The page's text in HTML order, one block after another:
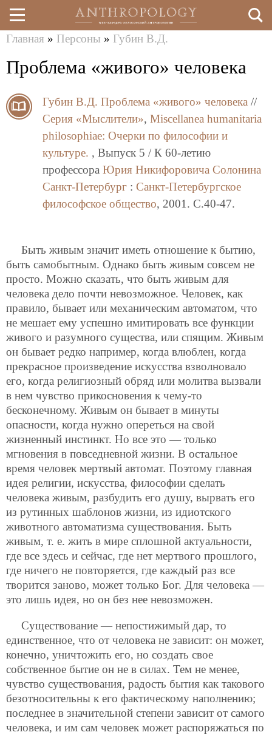
Перейти
к
содержанию
здесь
Главная » Персоны » Губин В.Д.
Проблема «живого» человека
Губин В.Д. Проблема «живого» человека //
Серия «Мыслители», Miscellanea humanitaria
philosоphiae: Очерки по философии и
культуре. , Выпуск 5 / К 60-летию
профессора Юрия Никифоровича Солонина
Санкт-Петербург : Санкт-Петербургское
философское общество, 2001. C.40-47.
Быть живым значит иметь отношение к бытию,
быть самобытным. Однако быть живым совсем не
просто. Можно сказать, что быть живым для
человека дело почти невозможное. Человек, как
правило, бывает или механическим автоматом, что
не мешает ему успешно имитировать все функции
живого и разумного существа, или спящим. Живым
он бывает редко например, когда влюблен, когда
прекрасное произведение искусства взволновало
его, когда религиозный обряд или молитва вызвали
в нем чувство прикосновения к чему-то
бесконечному. Живым он бывает в минуты
опасности, когда нужно опереться на свой
жизненный инстинкт. Но все это — только
мгновения в повседневной жизни. В остальное
время человек мертвый автомат. Поэтому главная
идея религии, искусства, философии сделать
человека живым, разбудить его душу, вырвать его
из рутинных шаблонов жизни, из идиотского
животного автоматизма существования. Быть
живым, т. е. жить в мире сплошной актуальности,
где все здесь и сейчас, где нет мертвого прошлого,
где ничего не повторяется, где каждый раз все
творится заново, может только Бог. Для человека —
это лишь идея, но он без нее невозможен.
Существование — непостижимый дар, то
единственное, что от человека не зависит: он может,
конечно, уничтожить его, но создать свое
собственное бытие он не в силах. Тем не менее,
чувство существования, радость бытия как такового
безотносительны к его фактическому наполнению;
последнее в значительной степени зависит от самого
человека, и им сам человек может распоряжаться по